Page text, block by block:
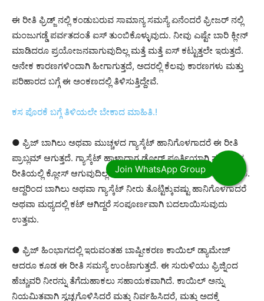
ಈ ರೀತಿ ಫ್ರಿಡ್ಜ್ ನಲ್ಲಿ ಕಂಡುಬರುವ ಸಾಮಾನ್ಯ ಸಮಸ್ಯೆ ಏನೆಂದರೆ ಫ್ರೀಜರ್ ನಲ್ಲಿ
ಮಂಜುಗಡ್ಡೆ ಪರ್ವತದಂತೆ ಐಸ್ ತುಂಬಿಕೊಳ್ಳುವುದು. ನೀವು ಎಷ್ಟೇ ಬಾರಿ ಕ್ಲೀನ್
ಮಾಡಿದರೂ ಪ್ರಯೋಜನವಾಗುವುದಿಲ್ಲ ಮತ್ತೆ ಮತ್ತೆ ಐಸ್ ಕಟ್ಟುತ್ತಲೇ ಇರುತ್ತದೆ.
ಅನೇಕ ಕಾರಣಗಳಿಂದಾಗಿ ಹೀಗಾಗುತ್ತದೆ, ಅದರಲ್ಲಿ ಕೆಲವು ಕಾರಣಗಳು ಮತ್ತು
ಪರಿಹಾರದ ಬಗ್ಗೆ ಈ ಅಂಕಣದಲ್ಲಿ ತಿಳಿಸುತ್ತಿದ್ದೇವೆ.
ಕಸ ಪೊರಕೆ ಬಗ್ಗೆ ತಿಳಿಯಲೇ ಬೇಕಾದ ಮಾಹಿತಿ.!
● ಫ್ರಿಜ್ ಬಾಗಿಲು ಅಥವಾ ಮುಚ್ಚಳದ ಗ್ಯಾಸ್ಕೆಟ್ ಹಾನಿಗೊಳಗಾದರೆ ಈ ರೀತಿ
ಪ್ರಾಬ್ಲಮ್ ಆಗುತ್ತದೆ. ಗ್ಯಾಸ್ಕೆಟ್ ಹಾಳಾದಾಗ ಡೋರ್ ಪೂರ್ತಿಯಾಗಿ ಸರಿಯಾದ
ರೀತಿಯಲ್ಲಿ ಕ್ಲೋಸ್ ಆಗುವುದಿಲ್ಲ. ಆಗ ಗಾಳಿಯು ಇದರಿಂದ ಒಳಗೆ ಹೋಗುತ್ತದೆ.
ಆದ್ದರಿಂದ ಬಾಗಿಲು ಅಥವಾ ಗ್ಯಾಸ್ಕೆಟ್ ನೀರು ತೊಟ್ಟಿಕ್ಕುವಷ್ಟು ಹಾನಿಗೊಳಗಾದರೆ
ಅಥವಾ ಮಧ್ಯದಲ್ಲಿ ಕಟ್ ಆಗಿದ್ದರೆ ಸಂಪೂರ್ಣವಾಗಿ ಬದಲಾಯಿಸುವುದು
ಉತ್ತಮ.
● ಫ್ರಿಜ್ ಹಿಂಭಾಗದಲ್ಲಿ ಇರುವಂತಹ ಬಾಷ್ಪೀಕರಣ ಕಾಯಿಲ್ ಡ್ಯಾಮೇಜ್
ಆದರೂ ಕೂಡ ಈ ರೀತಿ ಸಮಸ್ಯೆ ಉಂಟಾಗುತ್ತದೆ. ಈ ಸುರುಳಿಯು ಫ್ರಿಜ್ನಿಂದ
ಹೆಚ್ಚುವರಿ ನೀರನ್ನು ತೆಗೆದುಹಾಕಲು ಸಹಾಯಕವಾಗಿದೆ. ಕಾಯಿಲ್ ಅನ್ನು
ನಿಯಮಿತವಾಗಿ ಸ್ವಚ್ಛಗೊಳಿಸಿದರೆ ಮತ್ತು ನಿರ್ವಹಿಸಿದರೆ, ಮತ್ತು ಅದಕ್ಕೆ